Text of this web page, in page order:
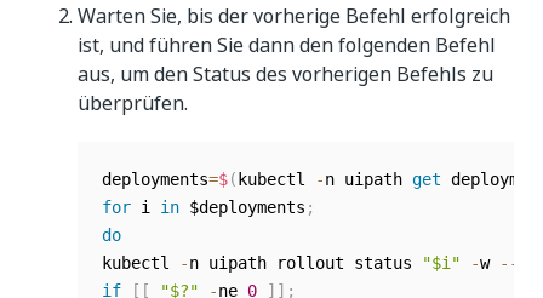
Warten Sie, bis der vorherige Befehl erfolgreich
ist, und führen Sie dann den folgenden Befehl
aus, um den Status des vorherigen Befehls zu
überprüfen.
deployments=$( kubectl -n uipath get
for i in $deployments ;
do
kubectl
-n uipath rollout status "$i" -w --
if
[ [ "$?" -ne 0 ] ] ;